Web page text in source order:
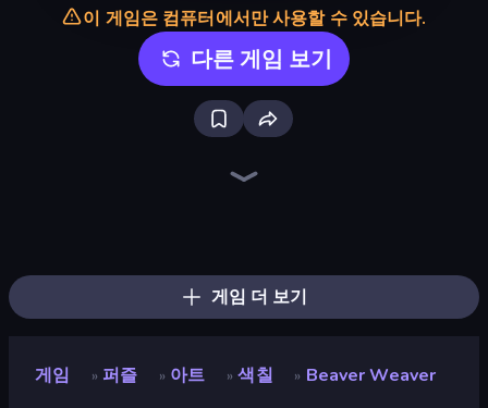
이 게임은 컴퓨터에서만 사용할 수 있습니다.
다른 게임 보기
게임 더 보기
게임 » 퍼즐 » 아트 » 색칠 » Beaver Weaver